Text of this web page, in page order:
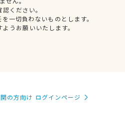
ください。
一切負わないものとします。
うお願いいたします。
の方向け ログインページ